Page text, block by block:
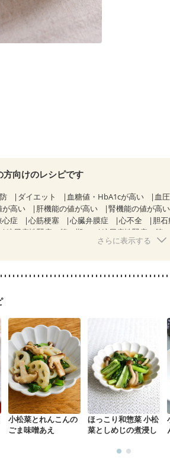
方向けのレシピです
ダイエット 血糖値・HbA1cが高い 血
が高い 肝機能の値が高い 腎機能の値が高い
心症 心筋梗塞 心臓弁膜症 心不全 胆石
糖尿病性腎症（第１期） 糖尿病性腎症（第２
CKD（ステージ３a）
なる（初期）
妊婦健診・血圧が気になる（
さらに表示する
小松菜とれんこんの
ごま味噌あえ
ほっこり和惣菜 小松
菜としめじの煮浸し